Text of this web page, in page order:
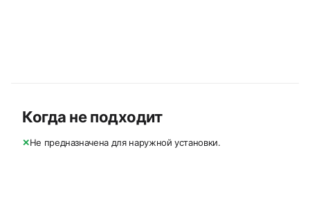
Когда не подходит
✕Не предназначена для наружной установки.